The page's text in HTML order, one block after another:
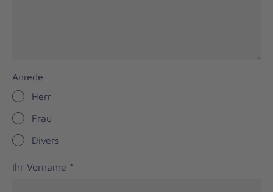
Anrede
Herr
Frau
Divers
Ihr Vorname *